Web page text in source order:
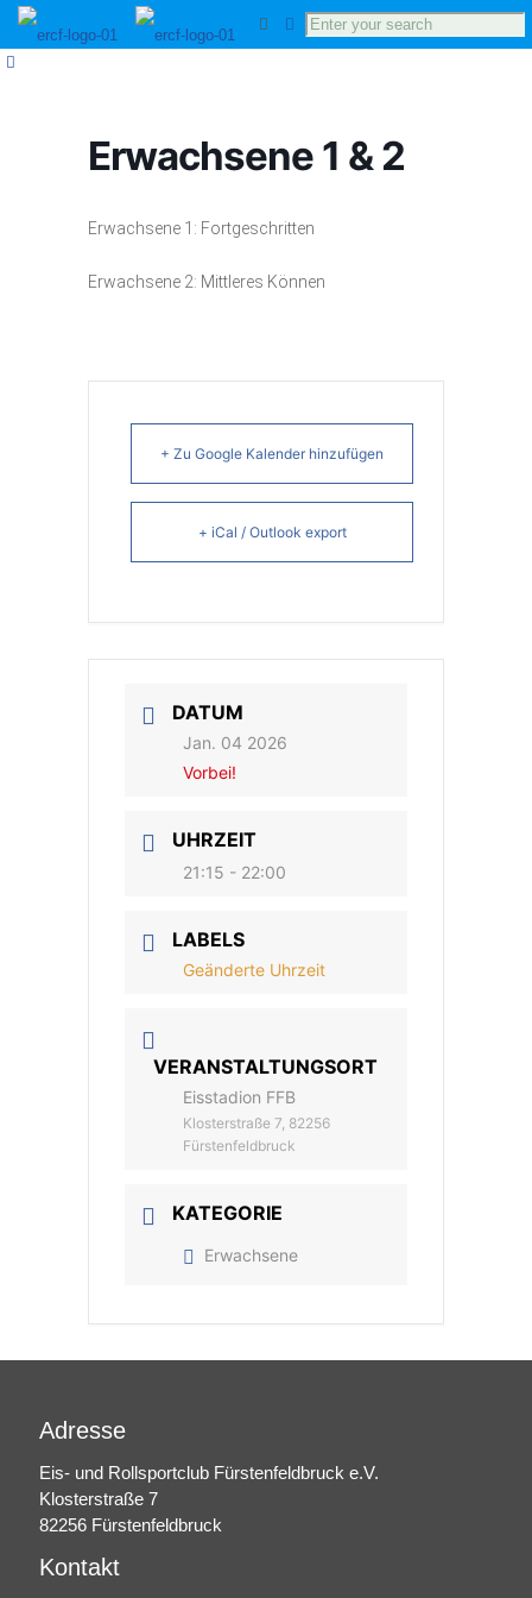
Erwachsene 1 & 2
Erwachsene 1: Fortgeschritten
Erwachsene 2: Mittleres Können
+ Zu Google Kalender hinzufügen
+ iCal / Outlook export
DATUM
Jan. 04 2026
Vorbei!
UHRZEIT
21:15 - 22:00
LABELS
Geänderte Uhrzeit
VERANSTALTUNGSORT
Eisstadion FFB
Klosterstraße 7, 82256
Fürstenfeldbruck
KATEGORIE
Erwachsene
Adresse
Eis- und Rollsportclub Fürstenfeldbruck e.V.
Klosterstraße 7
82256 Fürstenfeldbruck
Kontakt